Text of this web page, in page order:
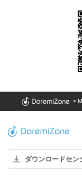
>
ダウンロードセン